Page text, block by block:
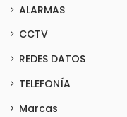
ALARMAS
CCTV
REDES DATOS
TELEFONÍA
Marcas